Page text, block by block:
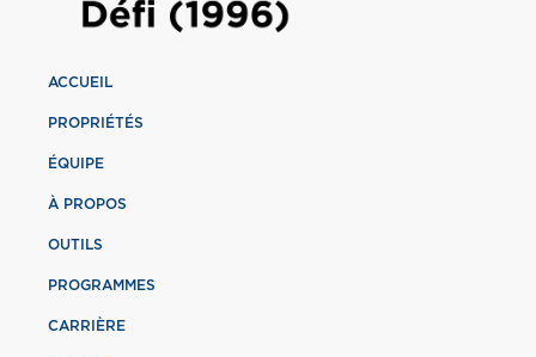
ACCUEIL
PROPRIÉTÉS
ÉQUIPE
À PROPOS
OUTILS
PROGRAMMES
CARRIÈRE